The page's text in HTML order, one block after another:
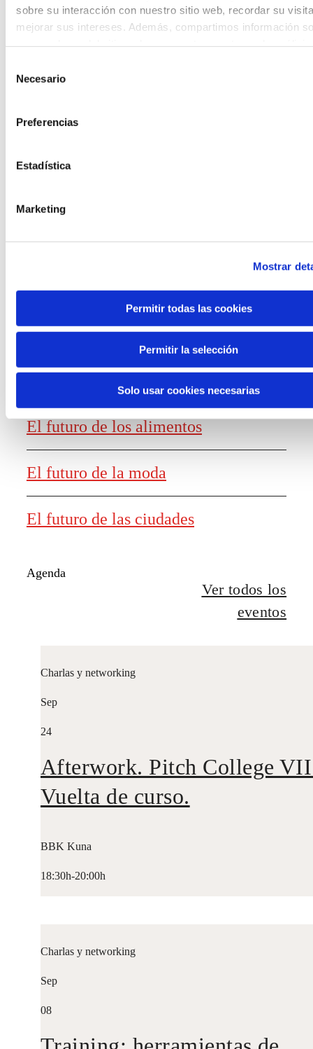
sobre su interacción con nuestro sitio web, recordar su
mejorar sus intereses. Además, compartimos información
proporcionado o que hayan recopilado a partir del uso que
Necesario
Preferencias
Estadística
Marketing
Mostrar
Permitir todas las cookies
Permitir la selección
Solo usar cookies necesarias
en las temáticas que más les preocupan
hacia el futuro a través de una experiencia
Convocatorias
Generación de
conocimiento
El futuro de los alimentos
El futuro de la moda
El futuro de las ciudades
Agenda
Ver todos los
eventos
Charlas y networking
Sep
24
Afterwork. Pitch College
Vuelta de curso.
BBK Kuna
18:30h-20:00h
Charlas y networking
Sep
08